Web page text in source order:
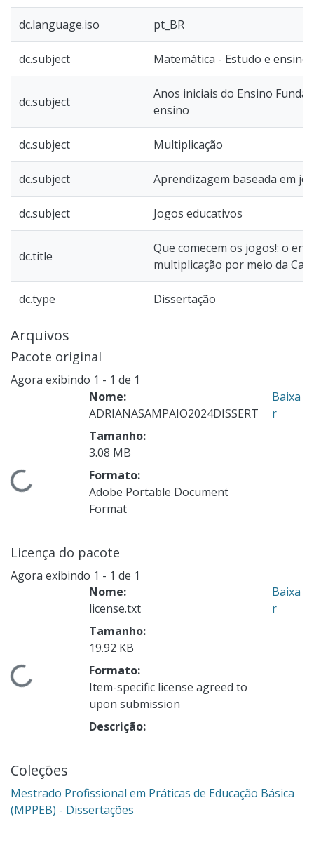
dc.language.iso pt_BR
dc.subject Matemática - Estudo e ensino
dc.subject
Anos iniciais do Ensino
ensino
dc.subject Multiplicação
dc.subject Aprendizagem baseada em
dc.subject Jogos educativos
dc.title
Que comecem os jogos!: o
multiplicação por meio da
dc.type Dissertação
Arquivos
Pacote original
Agora exibindo 1 - 1 de 1
Nome:
ADRIANASAMPAIO2024DISSERT
Tamanho:
3.08 MB
Formato:
Adobe Portable Document
Format
Baixa
r
Licença do pacote
Agora exibindo 1 - 1 de 1
Nome:
license.txt
Tamanho:
19.92 KB
Formato:
Item-specific license agreed to
upon submission
Descrição:
Baixa
r
Coleções
Mestrado Profissional em Práticas de Educação Básica
(MPPEB) - Dissertações